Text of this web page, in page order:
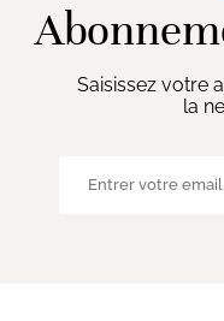
Saisissez votre
la